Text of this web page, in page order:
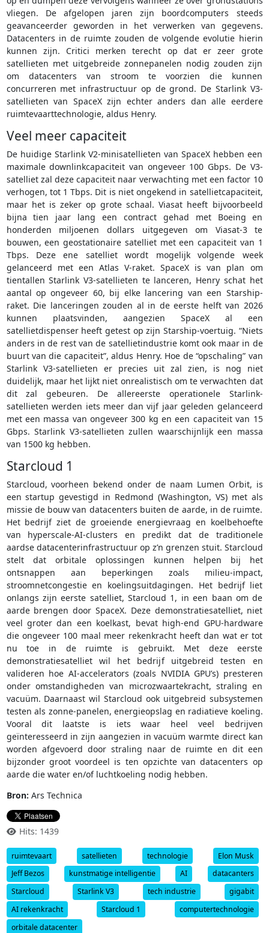
vliegen. De afgelopen jaren zijn boordcomputers steeds
geavanceerder geworden in het verwerken van gegevens.
Datacenters in de ruimte zouden de volgende evolutie hierin
kunnen zijn. Critici merken terecht op dat er zeer grote
satellieten met uitgebreide zonnepanelen nodig zouden zijn
om datacenters van stroom te voorzien die kunnen
concurreren met infrastructuur op de grond. De Starlink V3-
satellieten van SpaceX zijn echter anders dan alle eerdere
ruimtevaarttechnologie, aldus Henry.
Veel meer capaciteit
De huidige Starlink V2-minisatellieten van SpaceX hebben een
maximale downlinkcapaciteit van ongeveer 100 Gbps. De V3-
satelliet zal deze capaciteit naar verwachting met een factor 10
verhogen, tot 1 Tbps. Dit is niet ongekend in satellietcapaciteit,
maar het is zeker op grote schaal. Viasat heeft bijvoorbeeld
bijna tien jaar lang een contract gehad met Boeing en
honderden miljoenen dollars uitgegeven om Viasat-3 te
bouwen, een geostationaire satelliet met een capaciteit van 1
Tbps. Deze ene satelliet wordt mogelijk volgende week
gelanceerd met een Atlas V-raket. SpaceX is van plan om
tientallen Starlink V3-satellieten te lanceren, Henry schat het
aantal op ongeveer 60, bij elke lancering van een Starship-
raket. Die lanceringen zouden al in de eerste helft van 2026
kunnen plaatsvinden, aangezien SpaceX al een
satellietdispenser heeft getest op zijn Starship-voertuig. “Niets
anders in de rest van de satellietindustrie komt ook maar in de
buurt van die capaciteit”, aldus Henry. Hoe de “opschaling” van
Starlink V3-satellieten er precies uit zal zien, is nog niet
duidelijk, maar het lijkt niet onrealistisch om te verwachten dat
dit zal gebeuren. De allereerste operationele Starlink-
satellieten werden iets meer dan vijf jaar geleden gelanceerd
met een massa van ongeveer 300 kg en een capaciteit van 15
Gbps. Starlink V3-satellieten zullen waarschijnlijk een massa
van 1500 kg hebben.
Starcloud 1
Starcloud, voorheen bekend onder de naam Lumen Orbit, is
een startup gevestigd in Redmond (Washington, VS) met als
missie de bouw van datacenters buiten de aarde, in de ruimte.
Het bedrijf ziet de groeiende energievraag en koelbehoefte
van hyperscale‐AI‐clusters en predikt dat de traditionele
aardse datacenterinfrastructuur op z’n grenzen stuit. Starcloud
stelt dat orbitale oplossingen kunnen helpen bij het
ontsnappen aan beperkingen zoals milieu­-impact,
stroomnetcongestie en koelingsuitdagingen. Het bedrijf liet
onlangs zijn eerste satelliet, Starcloud 1, in een baan om de
aarde brengen door SpaceX. Deze demonstratiesatelliet, niet
veel groter dan een koelkast, bevat high-end GPU-hardware
die ongeveer 100 maal meer rekenkracht heeft dan wat er tot
nu toe in de ruimte is gebruikt. Met deze eerste
demonstratiesatelliet wil het bedrijf uitgebreid testen en
valideren hoe AI‐accelerators (zoals NVIDIA GPU’s) presteren
onder omstandigheden van microzwaartekracht, straling en
vacuüm. Daarnaast wil Starcloud ook uitgebreid subsystemen
testen als zonne-panelen, energieopslag en radiatieve koeling.
Vooral dit laatste is iets waar heel veel bedrijven
geïnteresseerd in zijn aangezien in vacuüm warmte direct kan
worden afgevoerd door straling naar de ruimte en dit een
bijzonder groot voordeel is ten opzichte van datacenters op
aarde die water en/of luchtkoeling nodig hebben.
Bron: Ars Technica
Hits: 1439
ruimtevaart satellieten technologie
Elon Musk
Jeff Bezos
kunstmatige intelligentie AI
datacanters
Starcloud
Starlink V3 tech industrie
gigabit
AI rekenkracht
Starcloud 1
computertechnologie
orbitale datacenter